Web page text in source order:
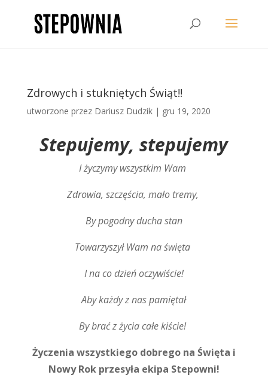
Zdrowych i stukniętych Świąt!!
utworzone przez Dariusz Dudzik| gru 19, 2020
Stepujemy, stepujemy
I życzymy wszystkim Wam
Zdrowia, szczęścia, mało tremy,
By pogodny ducha stan
Towarzyszył Wam na święta
I na co dzień oczywiście!
Aby każdy z nas pamiętał
By brać z życia całe kiście!
Życzenia wszystkiego dobrego na Święta i
Nowy Rok przesyła ekipa Stepowni!